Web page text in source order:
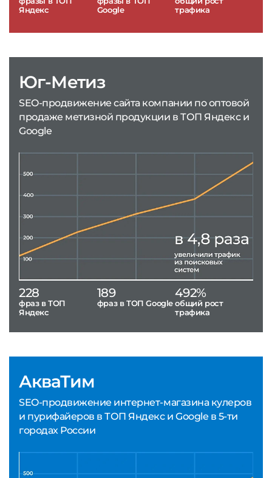
Яндекс
Google
трафика
АкваТим
SEO-продвижение интернет-магазина кулеров
и пурифайеров в ТОП Яндекс и Google в 5-ти
городах России
Юг-Метиз
SEO-продвижение сайта компании по оптовой
продаже метизной продукции в ТОП Яндекс и
Google
228
фраз в ТОП
Яндекс
189
фраз в ТОП Google
492%
общий рост
трафика